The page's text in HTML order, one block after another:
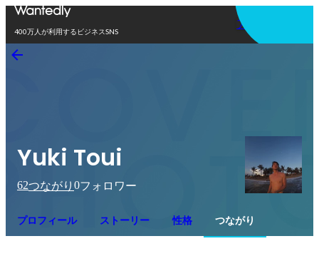
400万人が利用するビジネスSNS
アプリを使う
Yuki Toui
62つながり 0フォロワー
プロフィール ストーリー 性格 つながり